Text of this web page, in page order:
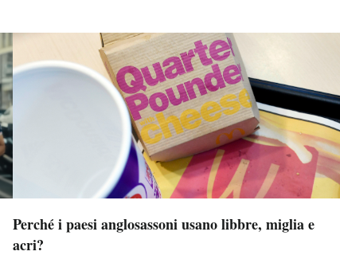
Perché i paesi anglosassoni usano libbre, miglia e
acri?